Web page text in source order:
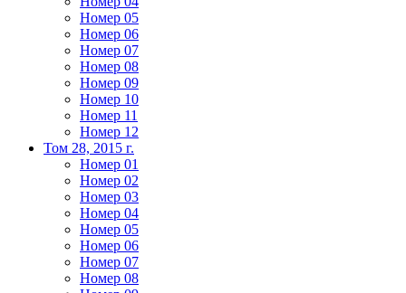
Номер 05
Номер 06
Номер 07
Номер 08
Номер 09
Номер 10
Номер 11
Номер 12
Том 28, 2015 г.
Номер 01
Номер 02
Номер 03
Номер 04
Номер 05
Номер 06
Номер 07
Номер 08